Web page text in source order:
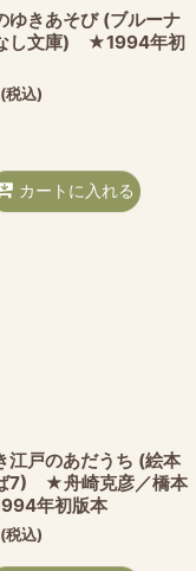
ゆきあそび (ブルーナ
し文庫) ★1994年初
(税込)
カートに入れる
江戸のあだうち (絵本
7) ★舟崎克彦／橋本
年初版本
(税込)